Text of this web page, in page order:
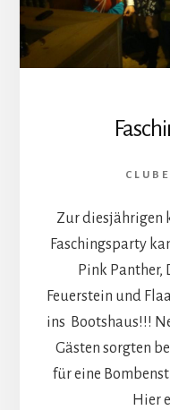
Zur diesjährigen
Faschingsparty
Pink Panther,
Feuerstein und
ins Bootshaus!!!
Gästen sorgten
für eine
Hier